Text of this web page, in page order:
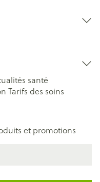
santé
Tarifs des soins
et promotions